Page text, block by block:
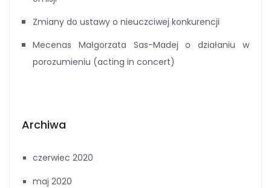
Zmiany do ustawy o nieuczciwej konkurencji
Mecenas Małgorzata Sas-Madej o działaniu w
porozumieniu (acting in concert)
Archiwa
czerwiec 2020
maj 2020